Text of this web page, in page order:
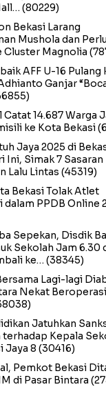
(80229)
Bekasi Larang
Mushola dan
Cluster Magnolia
AFF U-16 Pulang
Ganjar
14.687 Warga
ke Kota Bekasi
Jaya 2025 di
Ini, Simak 7 Sasaran
Lalu Lintas (45319)
Bekasi Tolak Atlet
PPDB Online
Sepekan, Disdik
Sekolah Jam 6.30
ke… (38345)
Lagi-lagi
Nekat
Jatuhkan
terhadap Kepala
Jaya 8 (30416)
Pemkot Bekasi
di Pasar Bintara